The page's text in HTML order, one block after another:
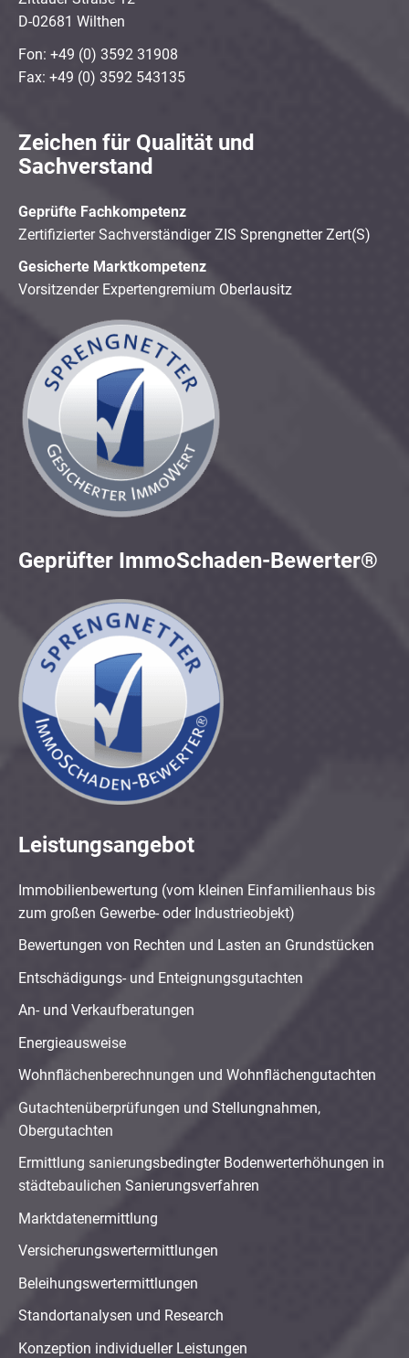
D-02681 Wilthen
Fon: +49 (0) 3592 31908
Fax: +49 (0) 3592 543135
Zeichen für Qualität und
Sachverstand
Geprüfte Fachkompetenz
Zertifizierter Sachverständiger ZIS Sprengnetter Zert(S)
Gesicherte Marktkompetenz
Vorsitzender Expertengremium Oberlausitz
Geprüfter ImmoSchaden-Bewerter®
Leistungsangebot
Immobilienbewertung (vom kleinen Einfamilienhaus bis
zum großen Gewerbe- oder Industrieobjekt)
Bewertungen von Rechten und Lasten an Grundstücken
Entschädigungs- und Enteignungsgutachten
An- und Verkaufberatungen
Energieausweise
Wohnflächenberechnungen und Wohnflächengutachten
Gutachtenüberprüfungen und Stellungnahmen,
Obergutachten
Ermittlung sanierungsbedingter Bodenwerterhöhungen in
städtebaulichen Sanierungsverfahren
Marktdatenermittlung
Versicherungswertermittlungen
Beleihungswertermittlungen
Standortanalysen und Research
Konzeption individueller Leistungen